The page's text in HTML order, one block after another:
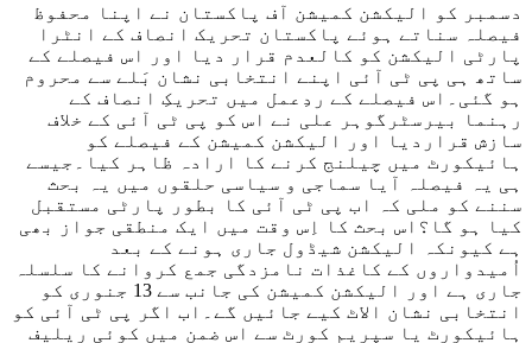
دسمبر کو الیکشن کمیشن آف پاکستان نے اپنا محفوظ
فیصلہ سناتے ہوئے پاکستان تحریک انصاف کے انٹرا
پارٹی الیکشن کو کالعدم قرار دیا اور اس فیصلے کے
ساتھ ہی پی ٹی آئی اپنے انتخابی نشان بَلے سے محروم
ہو گئی۔اس فیصلے کے ردِعمل میں تحریکِ انصاف کے
رہنما بیرسٹرگوہر علی نے اس کو پی ٹی آئی کے خلاف
سازش قراردیا اور الیکشن کمیشن کے فیصلے کو
ہائیکورٹ میں چیلنج کرنے کا ارادہ ظاہر کیا۔جیسے
ہی یہ فیصلہ آیا سماجی و سیاسی حلقوں میں یہ بحث
سننے کو ملی کہ اب پی ٹی آئی کا بطور پارٹی مستقبل
کیا ہو گا؟اس بحث کا اِس وقت میں ایک منطقی جواز بھی
ہے کیونکہ الیکشن شیڈول جاری ہونے کے بعد
اُمیدواروں کے کاغذات نامزدگی جمع کروانے کا سلسلہ
جاری ہے اور الیکشن کمیشن کی جانب سے 13 جنوری کو
انتخابی نشان الاٹ کیے جائیں گے۔اب اگر پی ٹی آئی کو
ہائیکورٹ یا سپریم کورٹ سے اس ضمن میں کوئی ریلیف